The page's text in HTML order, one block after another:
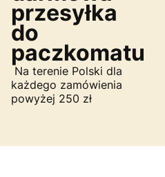
przesyłka
do
paczkomatu
Na terenie Polski dla
każdego zamówienia
powyżej 250 zł